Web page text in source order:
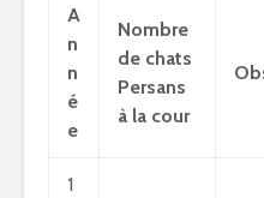
A
n
n
é
e
Nombre
de chats
Persans
à la cour
1